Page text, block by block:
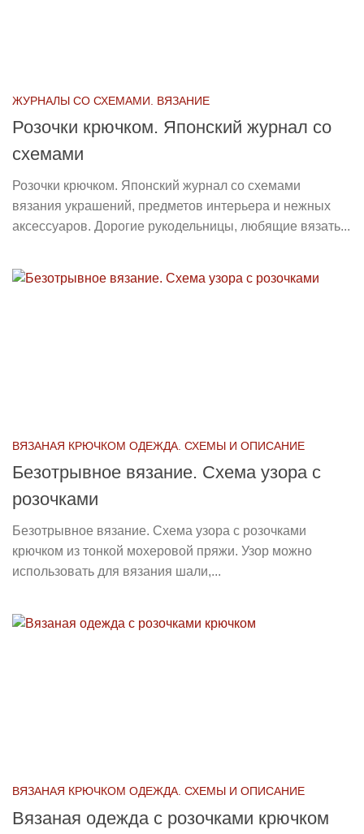
ЖУРНАЛЫ СО СХЕМАМИ. ВЯЗАНИЕ
Розочки крючком. Японский журнал со
схемами
Розочки крючком. Японский журнал со схемами
вязания украшений, предметов интерьера и нежных
аксессуаров. Дорогие рукодельницы, любящие вязать...
ВЯЗАНАЯ КРЮЧКОМ ОДЕЖДА. СХЕМЫ И ОПИСАНИЕ
Безотрывное вязание. Схема узора с
розочками
Безотрывное вязание. Схема узора с розочками
крючком из тонкой мохеровой пряжи. Узор можно
использовать для вязания шали,...
ВЯЗАНАЯ КРЮЧКОМ ОДЕЖДА. СХЕМЫ И ОПИСАНИЕ
Вязаная одежда с розочками крючком